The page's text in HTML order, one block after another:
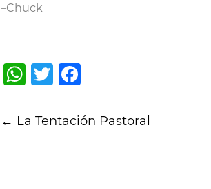
–Chuck
WhatsApp
Twitter
navigation
← La Tentación Pastoral